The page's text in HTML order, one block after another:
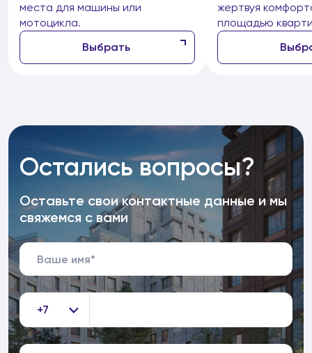
места для машины или
мотоцикла.
Выбрать
жертвуя
площадью
Остались вопросы?
Оставьте свои контактные данные и мы
свяжемся с вами
+7